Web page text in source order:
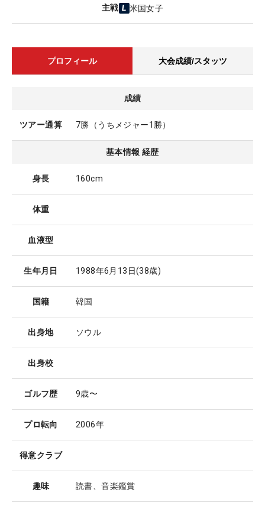
主戦 米国女子
プロフィール 大会成績/スタッツ
成績
ツアー通算 7勝（うちメジャー1勝）
基本情報 経歴
身長 160cm
体重
血液型
生年月日 1988年6月13日(38歳)
国籍 韓国
出身地 ソウル
出身校
ゴルフ歴 9歳〜
プロ転向 2006年
得意クラブ
趣味 読書、音楽鑑賞